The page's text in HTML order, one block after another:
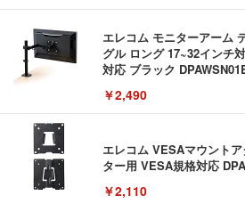
エレコム モニターアーム
グル ロング 17~32インチ
対応 ブラック
￥2,490
エレコム VESAマウント
ター用 VESA規格対応
￥2,110